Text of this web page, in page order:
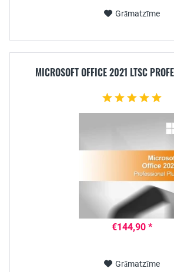
Grāmatzīme
MICROSOFT OFFICE 2021 LTSC
€144,90 *
Grāmatzīme